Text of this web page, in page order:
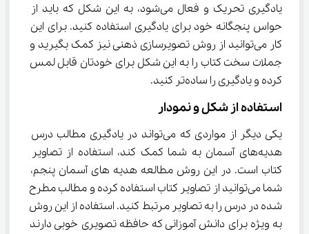
یادگیری تحریک و فعال می‌شود، به این شکل که باید از
حواس پنجگانه خود برای یادگیری استفاده کنید. برای این
کار می‌توانید از روش تصویرسازی ذهنی نیز کمک بگیرید و
جملات سخت کتاب را به این شکل برای خودتان قابل لمس
کرده و یادگیری را ساده‌تر کنید.
استفاده از شکل و نمودار
یکی دیگر از مواردی که می‌تواند در یادگیری مطالب درس
هدیه‌های آسمان به شما کمک کند، استفاده از تصاویر
کتاب است. در این روش مطالعه هدیه ‌های آسمان پنجم،
شما می‌توانید از تصاویر کتاب استفاده کرده و مطالب مطرح
شده در درس را به تصاویر مرتبط کنید. استفاده از این روش
به ویژه برای دانش آموزانی که حافظه تصویری خوبی دارند